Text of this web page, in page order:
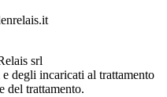
srl
degli incaricati al trattamento
del trattamento.